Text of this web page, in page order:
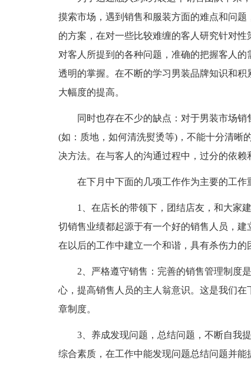
摸索市场，遇到销售和服装方面的难点和问
的方案，在对一些比较难缠的客人研究针对
对客人所提到的各种问题，准确的把握客人
透明的掌握。在不断的学习男装品牌知识和
大幅度的提高。
同时也存在不少的缺点：对于男装市场
(如：质地，如何清洗熨烫等)，不能十分清晰
决方法。在与客人的沟通过程中，过分的依赖
在下月中下面的几项工作作为主要的工作
1、在店长的带领下，团结店友，和大家
切销售业绩都起源于有一个好的销售人员，建
在以后的工作中建立一个和谐，具有杀伤力的
2、严格遵守销售：完善的销售管理制度
心，提高销售人员的主人翁意识。这是我们
章制度。
3、养成发现问题，总结问题，不断自我
综合素质，在工作中能发现问题总结问题并